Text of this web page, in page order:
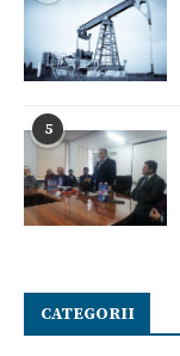
5
CATEGORII